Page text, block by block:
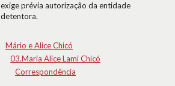
exige prévia autorização da entidade
detentora.
Mário e Alice Chicó
03.Maria Alice Lami Chicó
Correspondência